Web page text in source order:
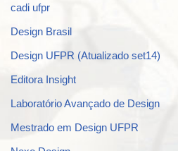
cadi ufpr
Design Brasil
Design UFPR (Atualizado set14)
Editora Insight
Laboratório Avançado de Design
Mestrado em Design UFPR